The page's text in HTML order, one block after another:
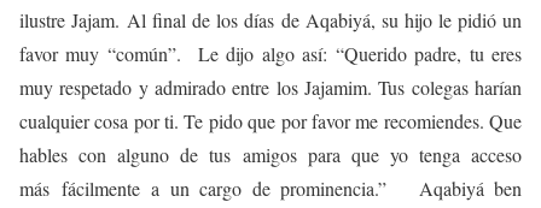
ilustre Jajam. Al final de los días de Aqabiyá, su hijo le pidió un
favor muy “común”. Le dijo algo así: “Querido padre, tu eres
muy respetado y admirado entre los Jajamim. Tus colegas harían
cualquier cosa por ti. Te pido que por favor me recomiendes. Que
hables con alguno de tus amigos para que yo tenga acceso
más fácilmente a un cargo de prominencia.” Aqabiyá ben